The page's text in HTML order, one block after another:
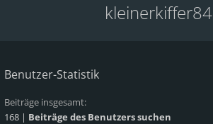
kleinerkiffer84
Benutzer-Statistik
Beiträge insgesamt:
168 | Beiträge des Benutzers suchen